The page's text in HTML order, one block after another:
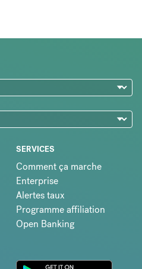
SERVICES
Comment ça marche
Enterprise
Alertes taux
Programme affiliation
Open Banking